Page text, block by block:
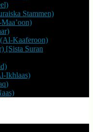
Stammen)
Kaaferoon)
[Sista Suran
Ikhlaas)